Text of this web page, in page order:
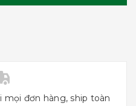
mọi đơn hàng, ship toàn